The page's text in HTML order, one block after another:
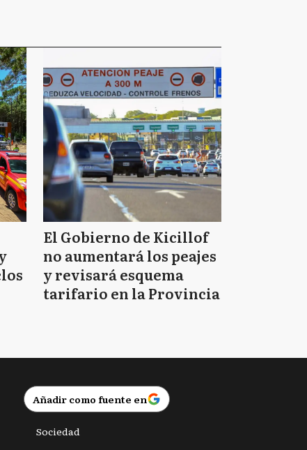
El Gobierno de Kicillof
no aumentará los peajes
y revisará esquema
tarifario en la Provincia
Añadir como fuente en
Sociedad